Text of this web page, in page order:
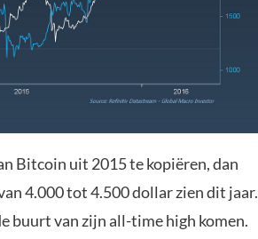
Bitcoin uit 2015 te kopiëren, dan
4.000 tot 4.500 dollar zien dit jaar.
buurt van zijn all-time high komen.